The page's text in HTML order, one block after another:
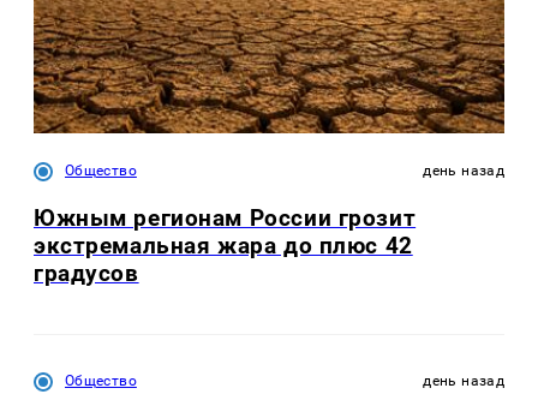
Общество день назад
Южным регионам России грозит
экстремальная жара до плюс 42
градусов
Общество день назад